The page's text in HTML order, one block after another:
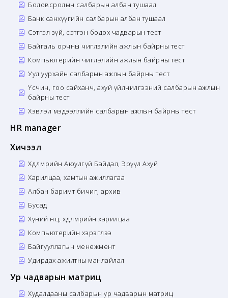
Боловсролын салбарын албан тушаал
Банк санхүүгийн салбарын албан тушаал
Сэтгэл зүй, сэтгэн бодох чадварын тест
Байгаль орчны чиглэлийн ажлын байрны тест
Компьютерийн чиглэлийн ажлын байрны тест
Уул уурхайн салбарын ажлын байрны тест
Үсчин, гоо сайханч, ахуй үйлчилгээний салбарын ажлын
байрны тест
Хэвлэл мэдээллийн салбарын ажлын байрны тест
HR manager
Хичээл
Хөдөлмөрийн Аюулгүй Байдал, Эрүүл Ахуй
Харилцаа, хамтын ажиллагаа
Албан баримт бичиг, архив
Бусад
Хүний нөөц, хөдөлмөрийн харилцаа
Компьютерийн хэрэглээ
Байгууллагын менежмент
Удирдах ажилтны манлайлал
Ур чадварын матриц
Худалдааны салбарын ур чадварын матриц